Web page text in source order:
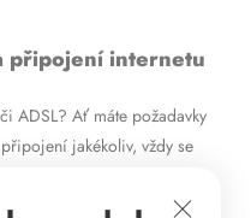
připojení internetu
ADSL? Ať máte požadavky
jakékoliv, vždy se
ADSL internetu nabízíme